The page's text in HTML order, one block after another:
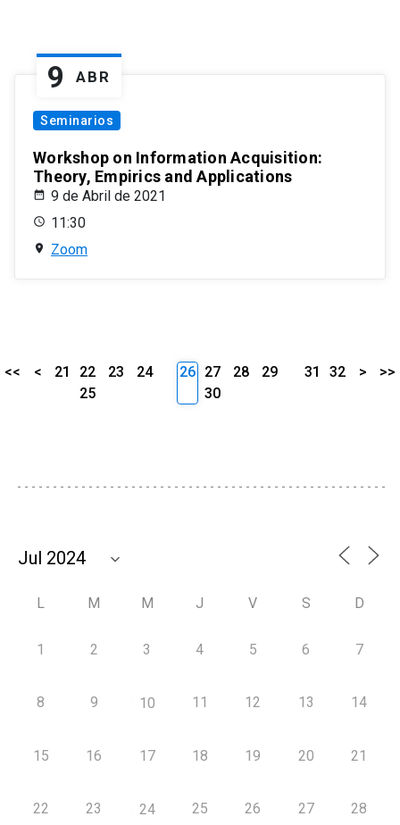
9 ABR
Seminarios
Workshop on Information Acquisition:
Theory, Empirics and Applications
9 de Abril de 2021
11:30
Zoom
<< < 21 22 23
24
25
26 27 28
29
30
31 32 > >>
L M M J V S D
1 2 3 4 5 6 7
8 9 10 11 12 13 14
15 16 17 18 19 20 21
22 23 24 25 26 27 28